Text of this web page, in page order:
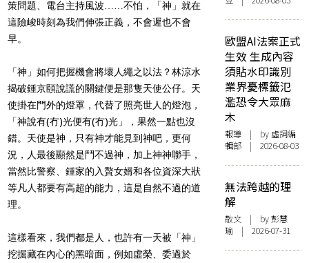
策問題、電台主持風波……不怕，「神」就在
這險峻時刻為我們伸張正義，不會遲也不會
早。
「神」如何把握機會將壞人繩之以法？林涼水
揭破鍾京頤說謊的關鍵便是那隻天使公仔。天
使掛在門外的燈罩，代替了照亮世人的燈泡，
「神說有(冇)光便有(冇)光」，果然一點也沒
錯。天使是神，只有神才能見到神吧，更何
況，人最後顯然是鬥不過神，加上神神聯手，
當然比警察、鍾家的入贅女婿和各位資深大狀
等凡人都要有高超的能力，這是自然不過的道
理。
這樣看來，我們都是人，也許有一天被「神」
挖掘藏在內心的黑暗面，例如虛榮、委過於
歐盟AI法案正式
生效 生成內容
須貼水印識別
業界憂標籤氾
濫恐令大眾麻
木
報導 | by 虛詞編
輯部 | 2026-08-03
無法跨越的理
解
散文 | by 彭慧
瑜 | 2026-07-31